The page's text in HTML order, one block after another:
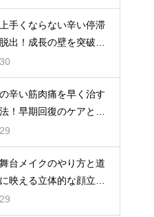
手くならない辛い停滞
出！成長の壁を突破す
辛い筋肉痛を早く治す
！早期回復のケアと
台メイクのやり方と道
映える立体的な顔立ち